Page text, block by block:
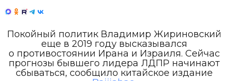
Покойный политик Владимир Жириновский
еще в 2019 году высказывался
о противостоянии Ирана и Израиля. Сейчас
прогнозы бывшего лидера ЛДПР начинают
сбываться, сообщило китайское издание